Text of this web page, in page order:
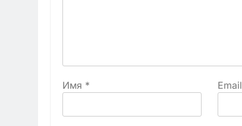
Имя * Email